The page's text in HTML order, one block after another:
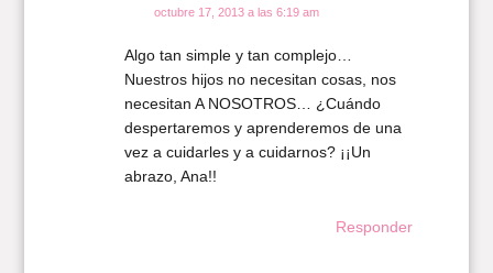
octubre 17, 2013 a las 6:19 am
Algo tan simple y tan complejo…
Nuestros hijos no necesitan cosas, nos
necesitan A NOSOTROS… ¿Cuándo
despertaremos y aprenderemos de una
vez a cuidarles y a cuidarnos? ¡¡Un
abrazo, Ana!!
Responder